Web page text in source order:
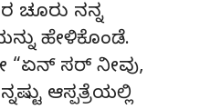
ಚೂರು ನನ್ನ
ಹೇಳಿಕೊಂಡೆ.
“ಏನ್ ಸರ್ ನೀವು,
ಆಸ್ಪತ್ರೆಯಲ್ಲಿ